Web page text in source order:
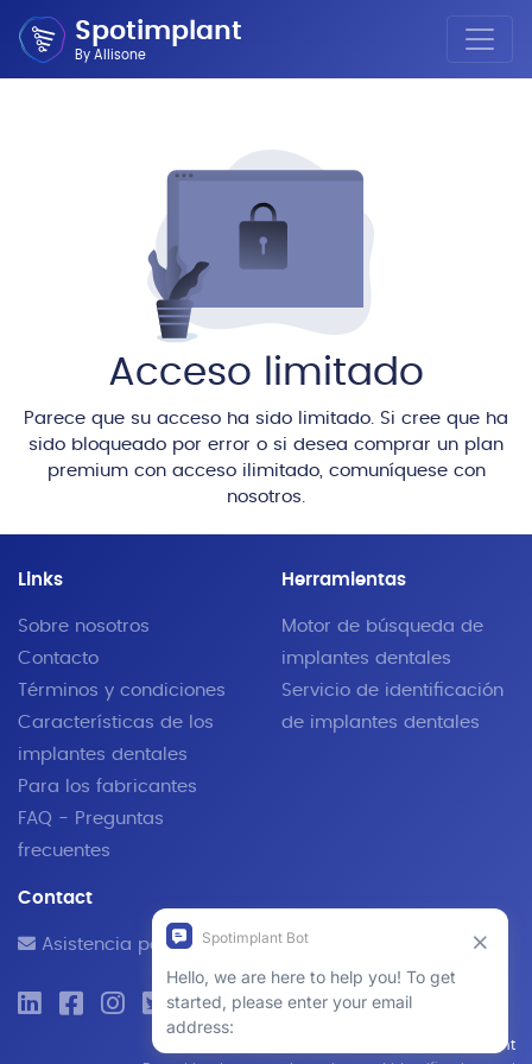
Spotimplant
By Allisone
Acceso limitado
Parece que su acceso ha sido limitado. Si cree que ha
sido bloqueado por error o si desea comprar un plan
premium con acceso ilimitado, comuníquese con
nosotros.
Links
Sobre nosotros
Contacto
Términos y condiciones
Características de los
implantes dentales
Para los fabricantes
FAQ - Preguntas
frecuentes
Herramientas
Motor de búsqueda de
implantes dentales
Servicio de identificación
de implantes dentales
Contact
Asistencia por correo electrónico
© 2019 - 2026 SpotImplant